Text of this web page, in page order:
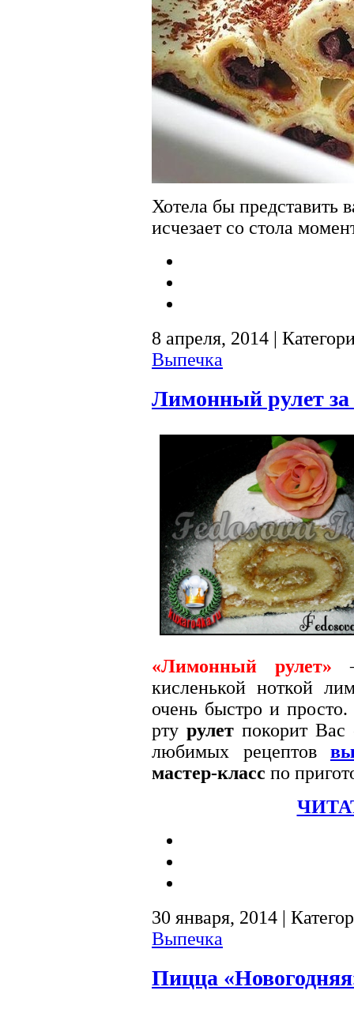
Хотела бы представить
исчезает со стола
8 апреля, 2014 |
Выпечка
Лимонный рулет за
«Лимонный рулет»
кисленькой ноткой
очень быстро и
рту рулетпокорит Вас
любимых рецептов
мастер-класс по
30 января, 2014 |
Выпечка
Пицца